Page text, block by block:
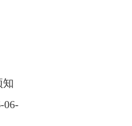
知
06-